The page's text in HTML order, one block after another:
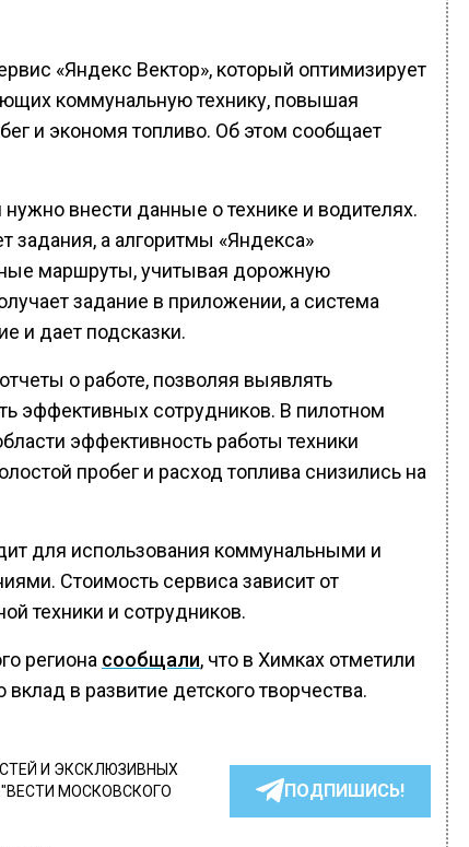
«Яндекс Вектор», который оптимизирует
коммунальную технику, повышая
и экономя топливо. Об этом сообщает
внести данные о технике и водителях.
задания, а алгоритмы «Яндекса»
маршруты, учитывая дорожную
задание в приложении, а система
и дает подсказки.
о работе, позволяя выявлять
эффективных сотрудников. В пилотном
эффективность работы техники
пробег и расход топлива снизились на
для использования коммунальными и
Стоимость сервиса зависит от
техники и сотрудников.
региона сообщали, что в Химках отметили
вклад в развитие детского творчества.
И ЭКСКЛЮЗИВНЫХ
МОСКОВСКОГО
ПОДПИШИСЬ!